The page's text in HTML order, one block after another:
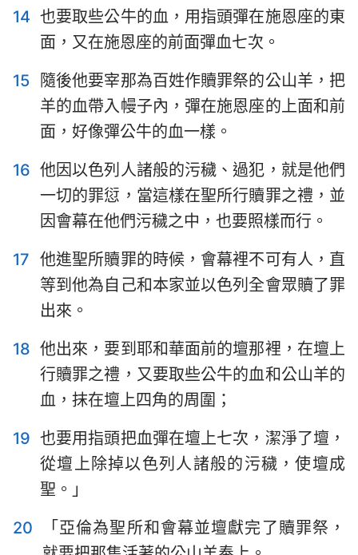
14 也要取些公牛的血，用指頭彈在施恩座的東
面，又在施恩座的前面彈血七次。
15
隨後他要宰那為百姓作贖罪祭的公山羊，把
羊的血帶入幔子內，彈在施恩座的上面和前
面，好像彈公牛的血一樣。
16 他因以色列人諸般的污穢、過犯，就是他們
一切的罪愆，當這樣在聖所行贖罪之禮，並
因會幕在他們污穢之中，也要照樣而行。
17 他進聖所贖罪的時候，會幕裡不可有人，直
等到他為自己和本家並以色列全會眾贖了罪
出來。
18 他出來，要到耶和華面前的壇那裡，在壇上
行贖罪之禮，又要取些公牛的血和公山羊的
血，抹在壇上四角的周圍；
19 也要用指頭把血彈在壇上七次，潔淨了壇，
從壇上除掉以色列人諸般的污穢，使壇成
聖。」
20
「亞倫為聖所和會幕並壇獻完了贖罪祭，